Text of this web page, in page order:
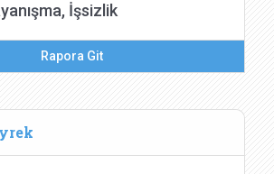
İşsizlik
Rapora Git